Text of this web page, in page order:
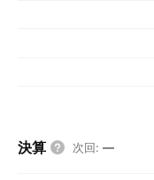
決算 次回: —